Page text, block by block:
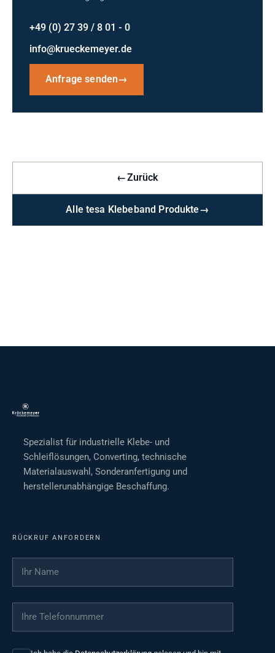
+49 (0) 27 39 / 8 01 - 0
info@krueckemeyer.de
Anfrage senden→
←Zurück
Alle tesa Klebeband Produkte→
Spezialist für industrielle Klebe- und
Schleiflösungen, Converting, technische
Materialauswahl, Sonderanfertigung und
herstellerunabhängige Beschaffung.
RÜCKRUF ANFORDERN
Ihr Name
Ihre Telefonnummer